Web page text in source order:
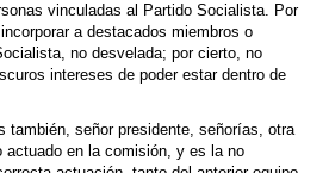
vinculadas al Partido Socia­lista. Por
a destacados miembros o
no desvelada; por cierto, no
intereses de poder estar dentro de
también, señor presidente, señorías, otra
actuado en la comisión, y es la no